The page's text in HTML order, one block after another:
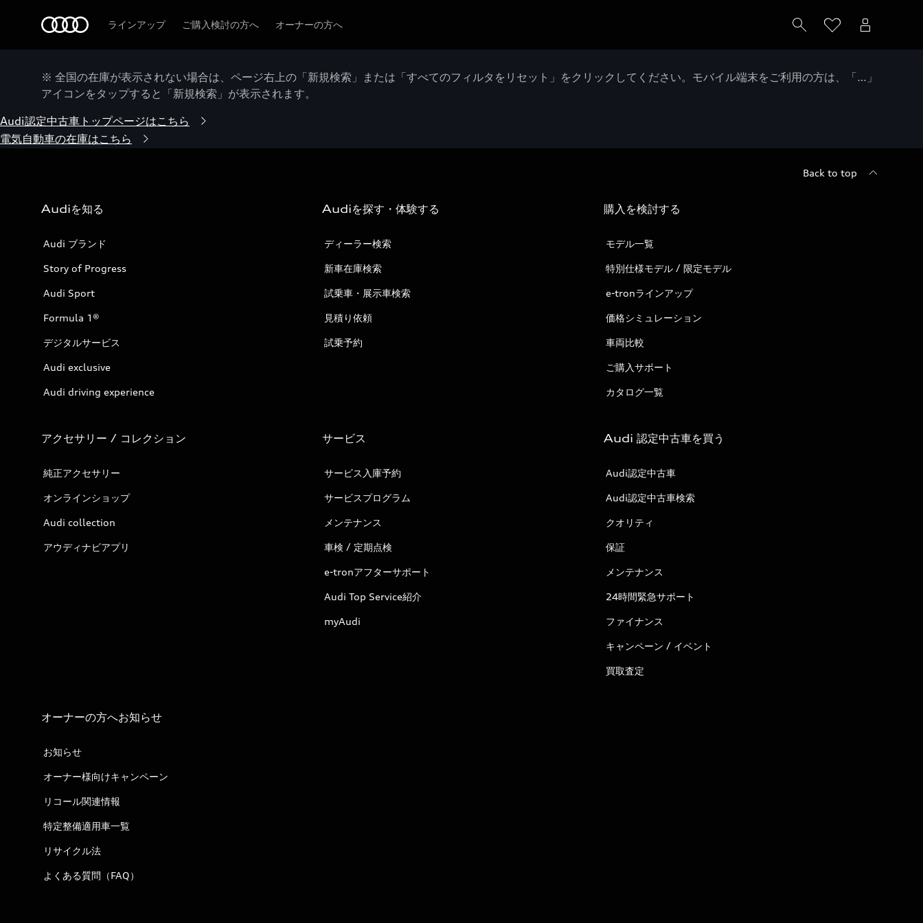
ラインアップ ご購入検討の方へ オーナーの方へ
※ 全国の在庫が表示されない場合は、ページ右上の「新規検索」または「すべてのフィルタをリセット」をクリックしてください。モバイル端末をご利用の方は、「…」
アイコンをタップすると「新規検索」が表示されます。
Audi認定中古車トップページはこちら
電気自動車の在庫はこちら
Back to top
Audiを知る
Audi ブランド
Story of Progress
Audi Sport
Formula 1®
デジタルサービス
Audi exclusive
Audi driving experience
Audiを探す・体験する
ディーラー検索
新車在庫検索
試乗車・展示車検索
見積り依頼
試乗予約
購入を検討する
モデル一覧
特別仕様モデル / 限定モデル
e-tronラインアップ
価格シミュレーション
車両比較
ご購入サポート
カタログ一覧
アクセサリー / コレクション
純正アクセサリー
オンラインショップ
Audi collection
アウディナビアプリ
サービス
サービス入庫予約
サービスプログラム
メンテナンス
車検 / 定期点検
e-tronアフターサポート
Audi Top Service紹介
myAudi
Audi 認定中古車を買う
Audi認定中古車
Audi認定中古車検索
クオリティ
保証
メンテナンス
24時間緊急サポート
ファイナンス
キャンペーン / イベント
買取査定
オーナーの方へお知らせ
お知らせ
オーナー様向けキャンペーン
リコール関連情報
特定整備適用車一覧
リサイクル法
よくある質問（FAQ）